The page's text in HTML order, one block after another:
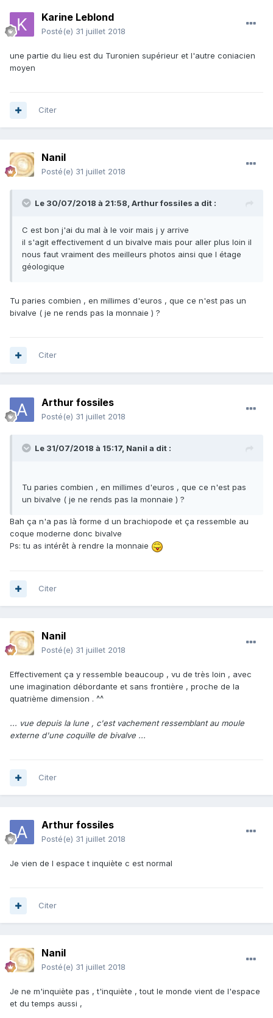
Karine Leblond
Posté(e) 31 juillet 2018
une partie du lieu est du Turonien supérieur et l'autre coniacien
moyen
Citer
Nanil
Posté(e) 31 juillet 2018
Le 30/07/2018 à 21:58, Arthur fossiles a dit :
C est bon j'ai du mal à le voir mais j y arrive
il s'agit effectivement d un bivalve mais pour aller plus loin il
nous faut vraiment des meilleurs photos ainsi que l étage
géologique
Tu paries combien , en millimes d'euros , que ce n'est pas un
bivalve ( je ne rends pas la monnaie ) ?
Citer
Arthur fossiles
Posté(e) 31 juillet 2018
Le 31/07/2018 à 15:17, Nanil a dit :
Tu paries combien , en millimes d'euros , que ce n'est pas
un bivalve ( je ne rends pas la monnaie ) ?
Bah ça n'a pas là forme d un brachiopode et ça ressemble au
coque moderne donc bivalve
Ps: tu as intérêt à rendre la monnaie
Citer
Nanil
Posté(e) 31 juillet 2018
Effectivement ça y ressemble beaucoup , vu de très loin , avec
une imagination débordante et sans frontière , proche de la
quatrième dimension . ^^
... vue depuis la lune , c'est vachement ressemblant au moule
externe d'une coquille de bivalve ...
Citer
Arthur fossiles
Posté(e) 31 juillet 2018
Je vien de l espace t inquiète c est normal
Citer
Nanil
Posté(e) 31 juillet 2018
Je ne m'inquiète pas , t'inquiète , tout le monde vient de l'espace
et du temps aussi ,